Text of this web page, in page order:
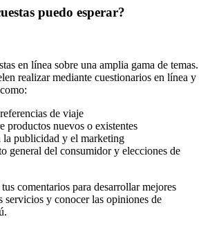
puedo esperar?
en línea sobre una amplia gama de temas.
realizar mediante cuestionarios en línea y
de viaje
productos nuevos o existentes
la publicidad y el marketing
general del consumidor y elecciones de
comentarios para desarrollar mejores
servicios y conocer las opiniones de